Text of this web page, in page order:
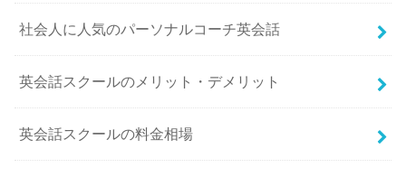
社会人に人気のパーソナルコーチ英会話
英会話スクールのメリット・デメリット
英会話スクールの料金相場